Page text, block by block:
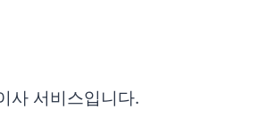
사 서비스입니다.